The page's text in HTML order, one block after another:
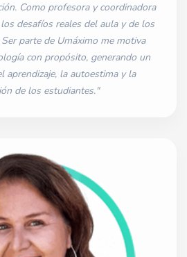
Como profesora y coordinadora
desafíos reales del aula y de los
parte de Umáximo me motiva
con propósito, generando un
aprendizaje, la autoestima y la
de los estudiantes."